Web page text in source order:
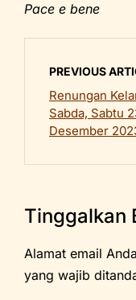
Pace e bene
PREVIOUS
Renungan
Sabda, Sabtu
Desember
Tinggalkan
Alamat email
yang wajib